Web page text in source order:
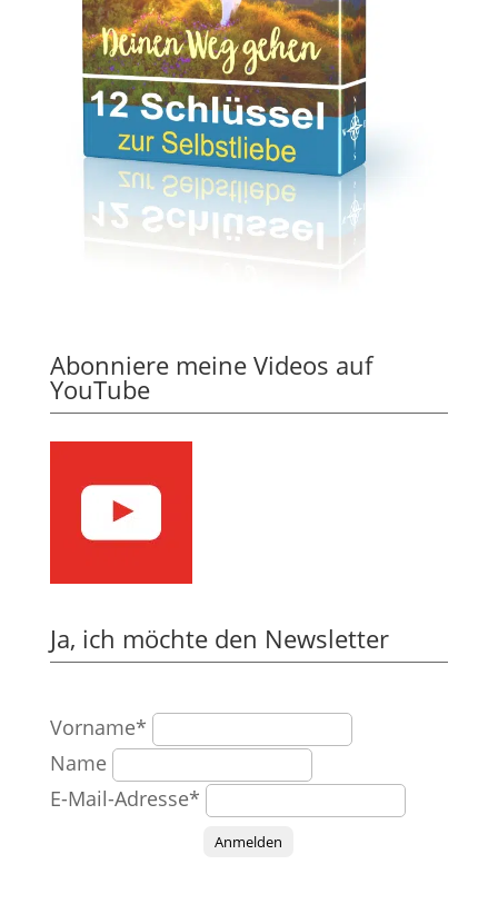
Abonniere meine Videos auf
YouTube
Ja, ich möchte den Newsletter
Vorname*
Name
E-Mail-Adresse*
Anmelden